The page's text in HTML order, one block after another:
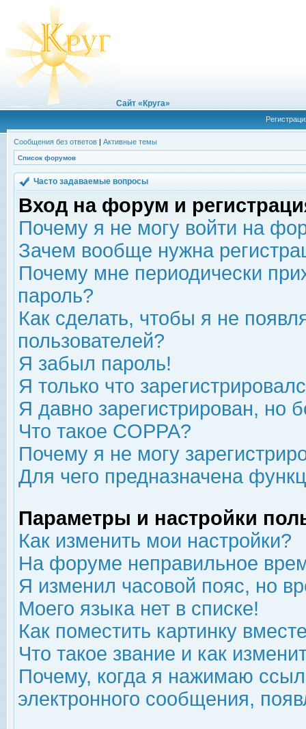
Сайт «Круга»
Сообщения без ответов | Активные темы
Список форумов
Часто задаваемые вопросы
Вход на форум и
Почему я не могу войти на
Зачем вообще нужна
Почему мне периодически
пароль?
Как сделать, чтобы я не
пользователей?
Я забыл пароль!
Я только что
Я давно зарегистрирован, но
Что такое COPPA?
Почему я не могу
Для чего предназначена
Параметры и настройки
Как изменить мои настройки?
На форуме неправильное
Я изменил часовой пояс, но
Моего языка нет в списке!
Как поместить картинку
Что такое звание и как
Почему, когда я нажимаю
электронного сообщения,